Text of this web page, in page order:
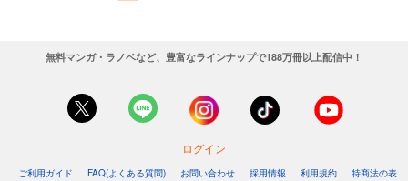
無料マンガ・ラノベなど、豊富なラインナップで188万冊以上配信中！
ログイン
ご利用ガイド FAQ(よくある質問) お問い合わせ 採用情報 利用規約
特商法の表